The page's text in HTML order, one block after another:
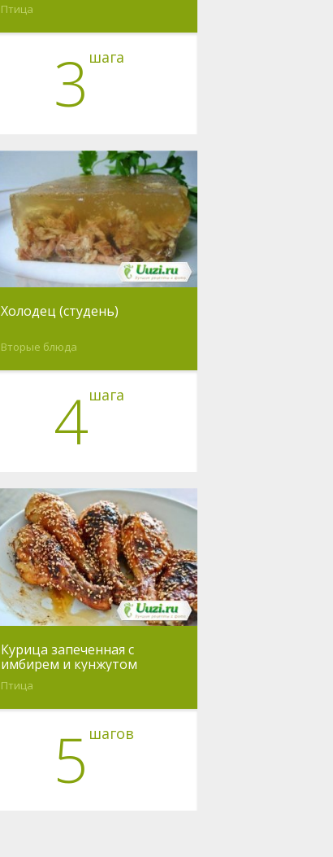
Птица
3 шага
Холодец (студень)
Вторые блюда
4шага
Курица запеченная с
имбирем и кунжутом
Птица
5 шагов